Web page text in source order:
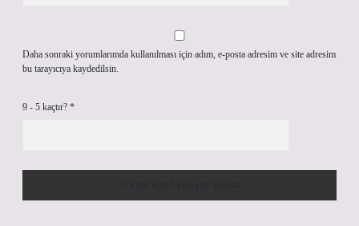
Daha sonraki yorumlarımda kullanılması için adım, e-posta adresim ve site adresim
bu tarayıcıya kaydedilsin.
9 - 5 kaçtır? *